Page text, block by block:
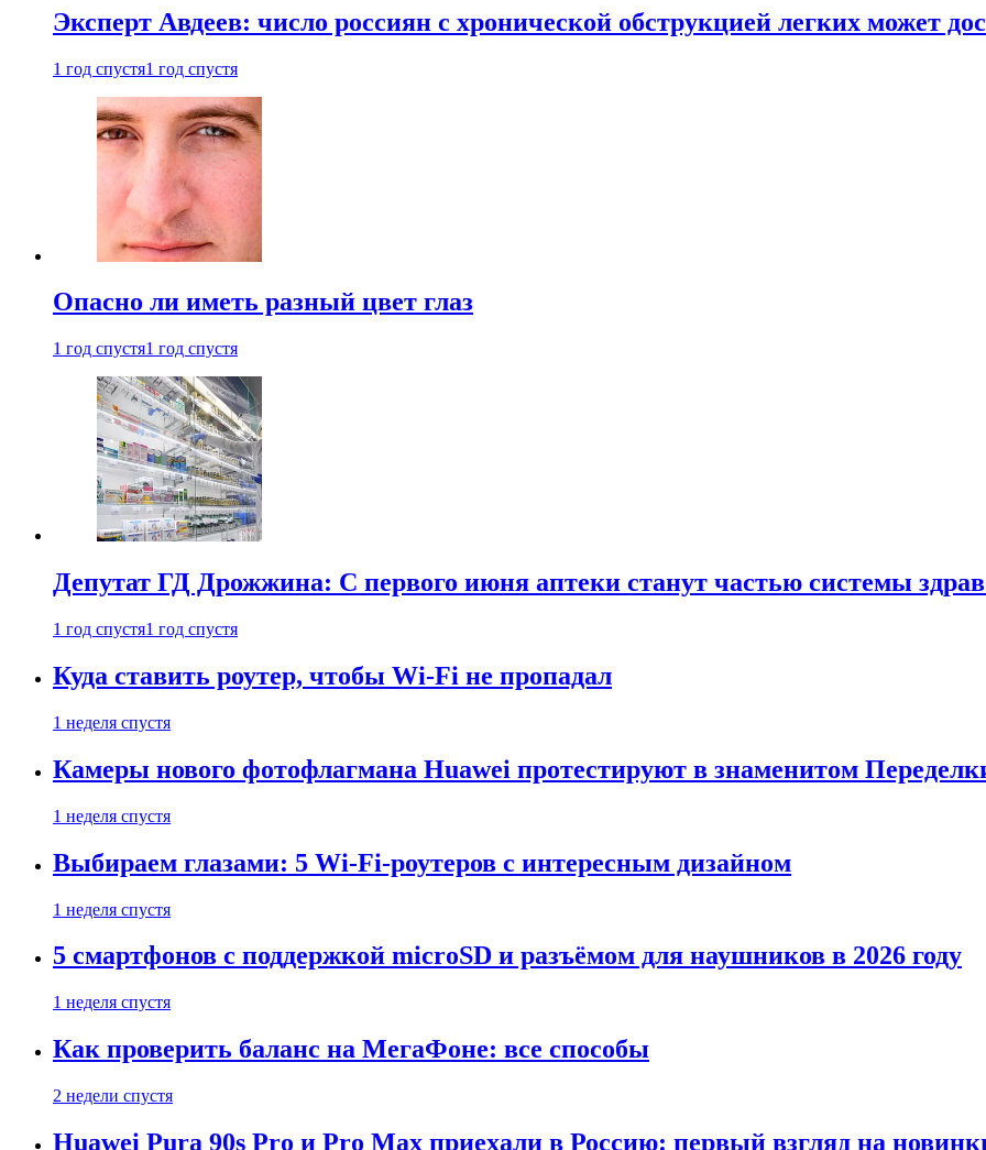
Эксперт Авдеев: число россиян с хронической обструкцией легких может
1 год спустя1 год спустя
Опасно ли иметь разный цвет глаз
1 год спустя1 год спустя
Депутат ГД Дрожжина: С первого июня аптеки станут частью системы
1 год спустя1 год спустя
Куда ставить роутер, чтобы Wi-Fi не пропадал
1 неделя спустя
Камеры нового фотофлагмана Huawei протестируют в знаменитом
1 неделя спустя
Выбираем глазами: 5 Wi-Fi-роутеров с интересным дизайном
1 неделя спустя
5 смартфонов с поддержкой microSD и разъёмом для наушников в 2026 году
1 неделя спустя
Как проверить баланс на МегаФоне: все способы
2 недели спустя
Huawei Pura 90s Pro и Pro Max приехали в Россию: первый взгляд на